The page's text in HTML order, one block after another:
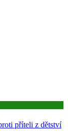
příteli z dětství